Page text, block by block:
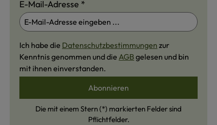
E-Mail-Adresse *
Ich habe die Datenschutzbestimmungen zur
Kenntnis genommen und die AGB gelesen und bin
mit ihnen einverstanden.
Abonnieren
Die mit einem Stern (*) markierten Felder sind
Pflichtfelder.